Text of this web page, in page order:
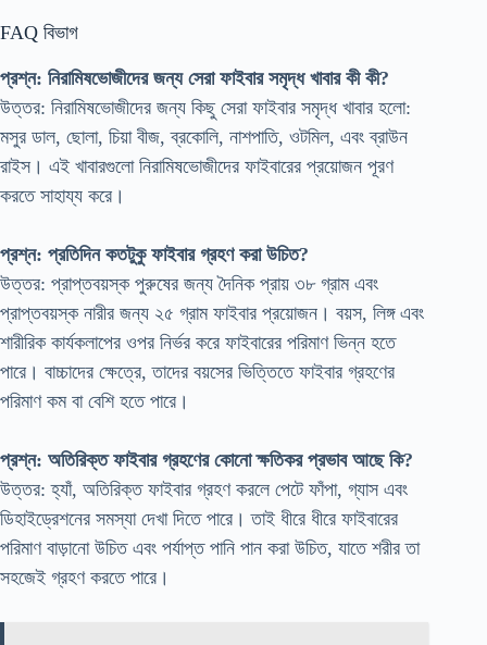
FAQ বিভাগ
প্রশ্ন: নিরামিষভোজীদের জন্য সেরা ফাইবার সমৃদ্ধ খাবার কী কী?
উত্তর: নিরামিষভোজীদের জন্য কিছু সেরা ফাইবার সমৃদ্ধ খাবার হলো:
মসুর ডাল, ছোলা, চিয়া বীজ, ব্রকোলি, নাশপাতি, ওটমিল, এবং ব্রাউন
রাইস। এই খাবারগুলো নিরামিষভোজীদের ফাইবারের প্রয়োজন পূরণ
করতে সাহায্য করে।
প্রশ্ন: প্রতিদিন কতটুকু ফাইবার গ্রহণ করা উচিত?
উত্তর: প্রাপ্তবয়স্ক পুরুষের জন্য দৈনিক প্রায় ৩৮ গ্রাম এবং
প্রাপ্তবয়স্ক নারীর জন্য ২৫ গ্রাম ফাইবার প্রয়োজন। বয়স, লিঙ্গ এবং
শারীরিক কার্যকলাপের ওপর নির্ভর করে ফাইবারের পরিমাণ ভিন্ন হতে
পারে। বাচ্চাদের ক্ষেত্রে, তাদের বয়সের ভিত্তিতে ফাইবার গ্রহণের
পরিমাণ কম বা বেশি হতে পারে।
প্রশ্ন: অতিরিক্ত ফাইবার গ্রহণের কোনো ক্ষতিকর প্রভাব আছে কি?
উত্তর: হ্যাঁ, অতিরিক্ত ফাইবার গ্রহণ করলে পেটে ফাঁপা, গ্যাস এবং
ডিহাইড্রেশনের সমস্যা দেখা দিতে পারে। তাই ধীরে ধীরে ফাইবারের
পরিমাণ বাড়ানো উচিত এবং পর্যাপ্ত পানি পান করা উচিত, যাতে শরীর তা
সহজেই গ্রহণ করতে পারে।